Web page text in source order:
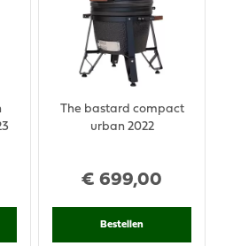
€ 699,00
The bastard compact
urban 2022
Bestellen